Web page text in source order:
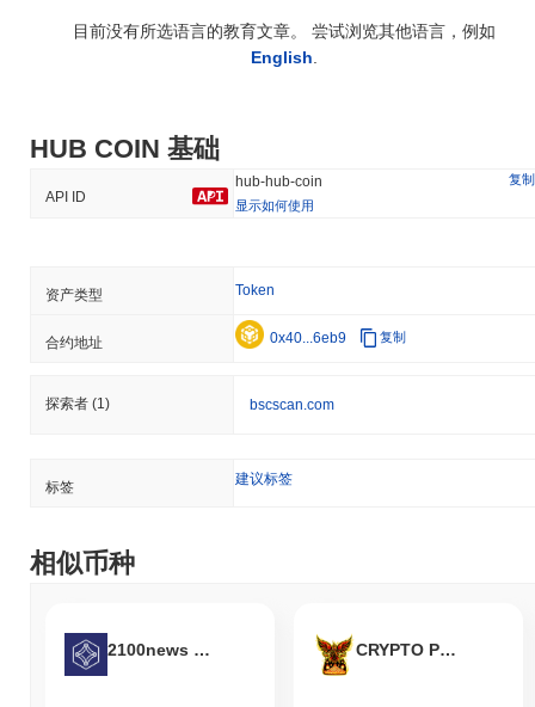
目前没有所选语言的教育文章。 尝试浏览其他语言，例如
English
HUB COIN 基础
API ID
hub-hub-coin
复制
显示如何使用
资产类型 Token
合约地址 0x40...6eb9 复制
探索者 (1) bscscan.com
标签 建议标签
相似币种
2100news Coins Index Fund CRYPTO PHOENIX